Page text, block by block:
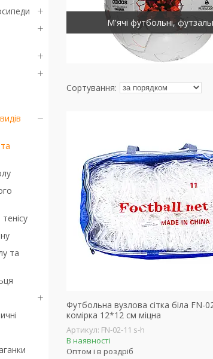
та
М'ячі футбольні,
Футбольна вузлова сітка біла FN-
комірка 12*12 см міцна
FN-02-11 s-h
В наявності
Оптом і в роздріб